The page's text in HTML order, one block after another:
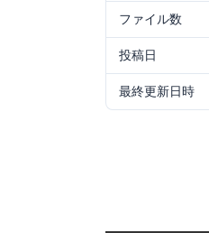
ファイル数
投稿日
最終更新日時